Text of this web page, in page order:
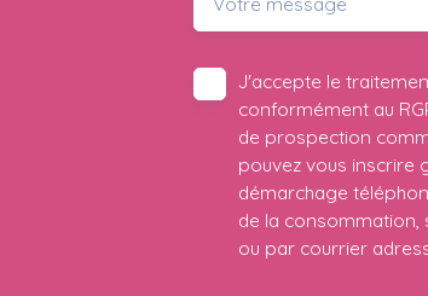
J'accepte le
conformément au
de prospection
pouvez vous inscrire
démarchage
de la consommation,
ou par courrier